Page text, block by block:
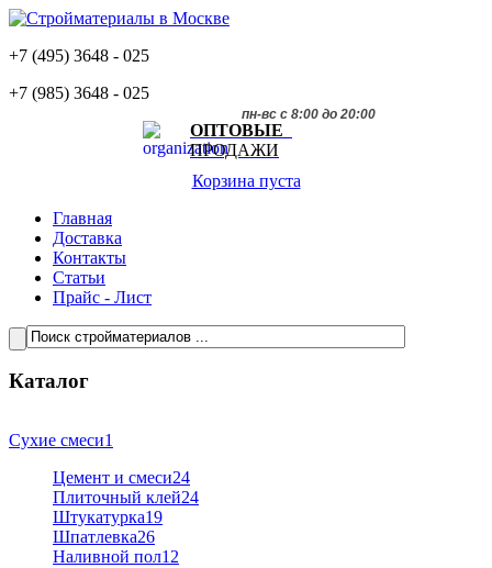
+7 (495) 3648 - 025
+7 (985) 3648 - 025
пн-вс с 8:00 до 20:00
ОПТОВЫЕ
ПРОДАЖИ
Корзина пуста
Главная
Доставка
Контакты
Статьи
Прайс - Лист
Каталог
Сухие смеси1
Цемент и смеси24
Плиточный клей24
Штукатурка19
Шпатлевка26
Наливной пол12